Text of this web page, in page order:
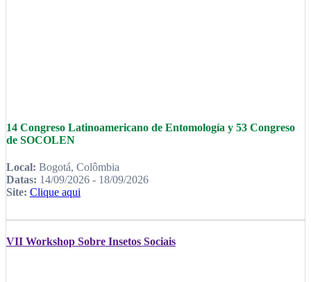
14 Congreso Latinoamericano de Entomología y 53 Congreso
de SOCOLEN
Local: Bogotá, Colômbia
Datas: 14/09/2026 - 18/09/2026
Site: Clique aqui
VII Workshop Sobre Insetos Sociais